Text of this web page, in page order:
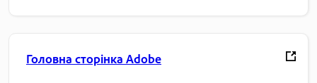
Головна сторінка Adobe